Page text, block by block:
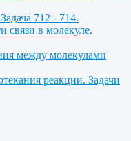
712 - 714.
связи в молекуле.
между молекулами
реакции. Задачи